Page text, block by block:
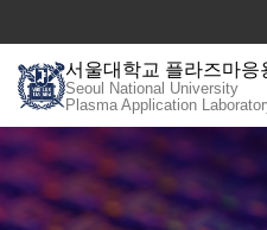
로
메
뉴
서울대학교 플라즈마응
Seoul National University
Plasma Application